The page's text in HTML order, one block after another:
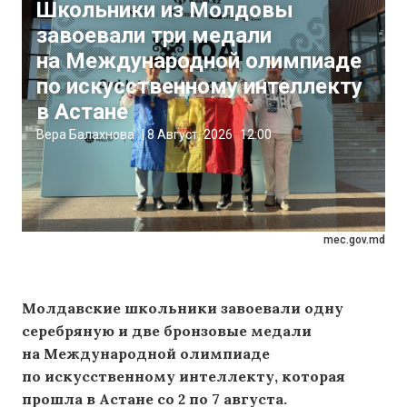
mec.gov.md
Школьники из Молдовы
завоевали три медали
на Международной олимпиаде
по искусственному интеллекту
в Астане
Вера Балахнова |8 Август, 2026 12:00
Молдавские школьники завоевали одну
серебряную и две бронзовые медали
на Международной олимпиаде
по искусственному интеллекту, которая
прошла в Астане со 2 по 7 августа.